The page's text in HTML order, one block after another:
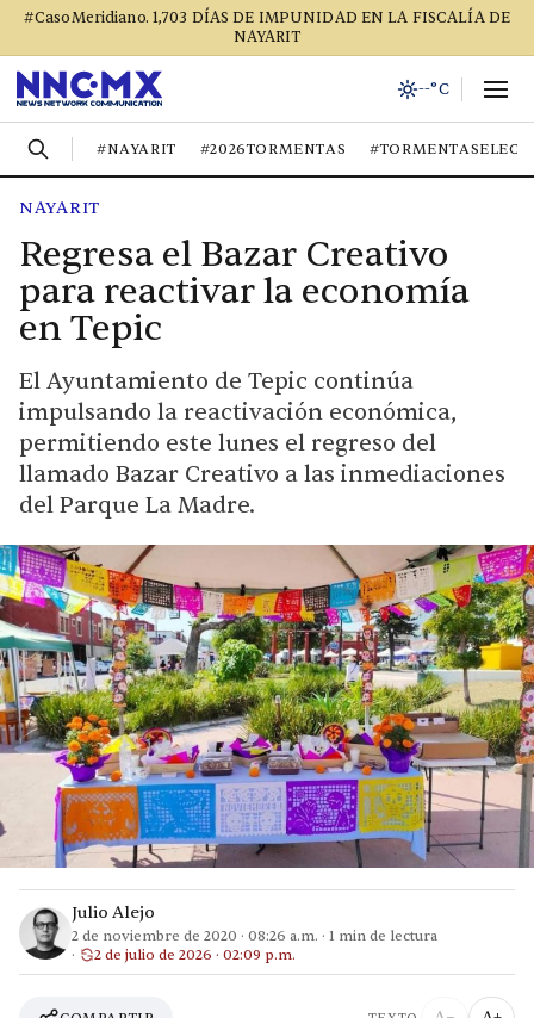
#CasoMeridiano. 1,703 DÍAS DE IMPUNIDAD EN LA FISCALÍA DE
NAYARIT
--°C
#NAYARIT #2026TORMENTAS
NAYARIT
Regresa el Bazar Creativo
para reactivar la economía
en Tepic
El Ayuntamiento de Tepic continúa
impulsando la reactivación económica,
permitiendo este lunes el regreso del
llamado Bazar Creativo a las inmediaciones
del Parque La Madre.
Julio Alejo
2 de noviembre de 2020 · 08:26 a.m. · 1 min de lectura
2 de julio de 2026 · 02:09 p.m.